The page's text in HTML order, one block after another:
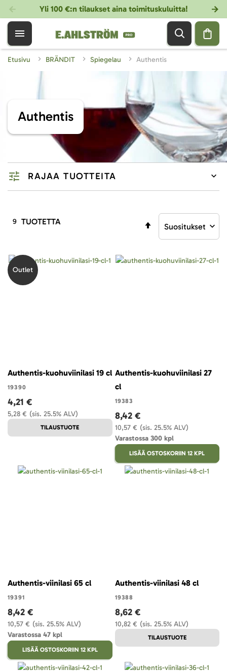
Yli 100 €:n tilaukset aina toimituskuluitta!
Etusivu BRÄNDIT Spiegelau Authentis
Authentis
9 TUOTETTA
Aseta
Outlet
Authentis-kuohuviinilasi 19 cl
19390
(sis. 25.5% ALV)
5,28 €
4,21 €
TILAUSTUOTE
Authentis-kuohuviinilasi 27
cl
19383
(sis. 25.5% ALV)
10,57 €
8,42 €
Varastossa 300 kpl
LISÄÄ OSTOSKORIIN 12 KPL
Authentis-viinilasi 65 cl
19391
(sis. 25.5% ALV)
10,57 €
8,42 €
Varastossa 47 kpl
LISÄÄ OSTOSKORIIN 12 KPL
Authentis-viinilasi 48 cl
19388
(sis. 25.5% ALV)
10,82 €
8,62 €
TILAUSTUOTE
RAJAA TUOTTEITA